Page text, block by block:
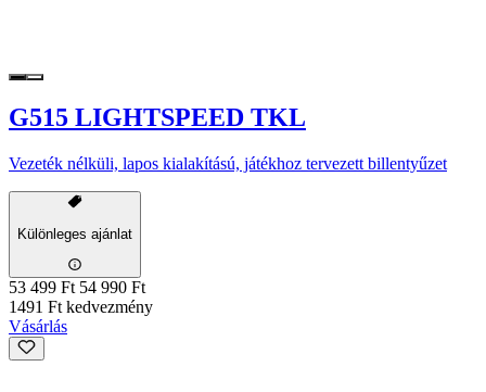
G515 LIGHTSPEED TKL
Vezeték nélküli, lapos kialakítású, játékhoz tervezett billentyűzet
Különleges ajánlat
53 499 Ft 54 990 Ft
1491 Ft kedvezmény
Vásárlás